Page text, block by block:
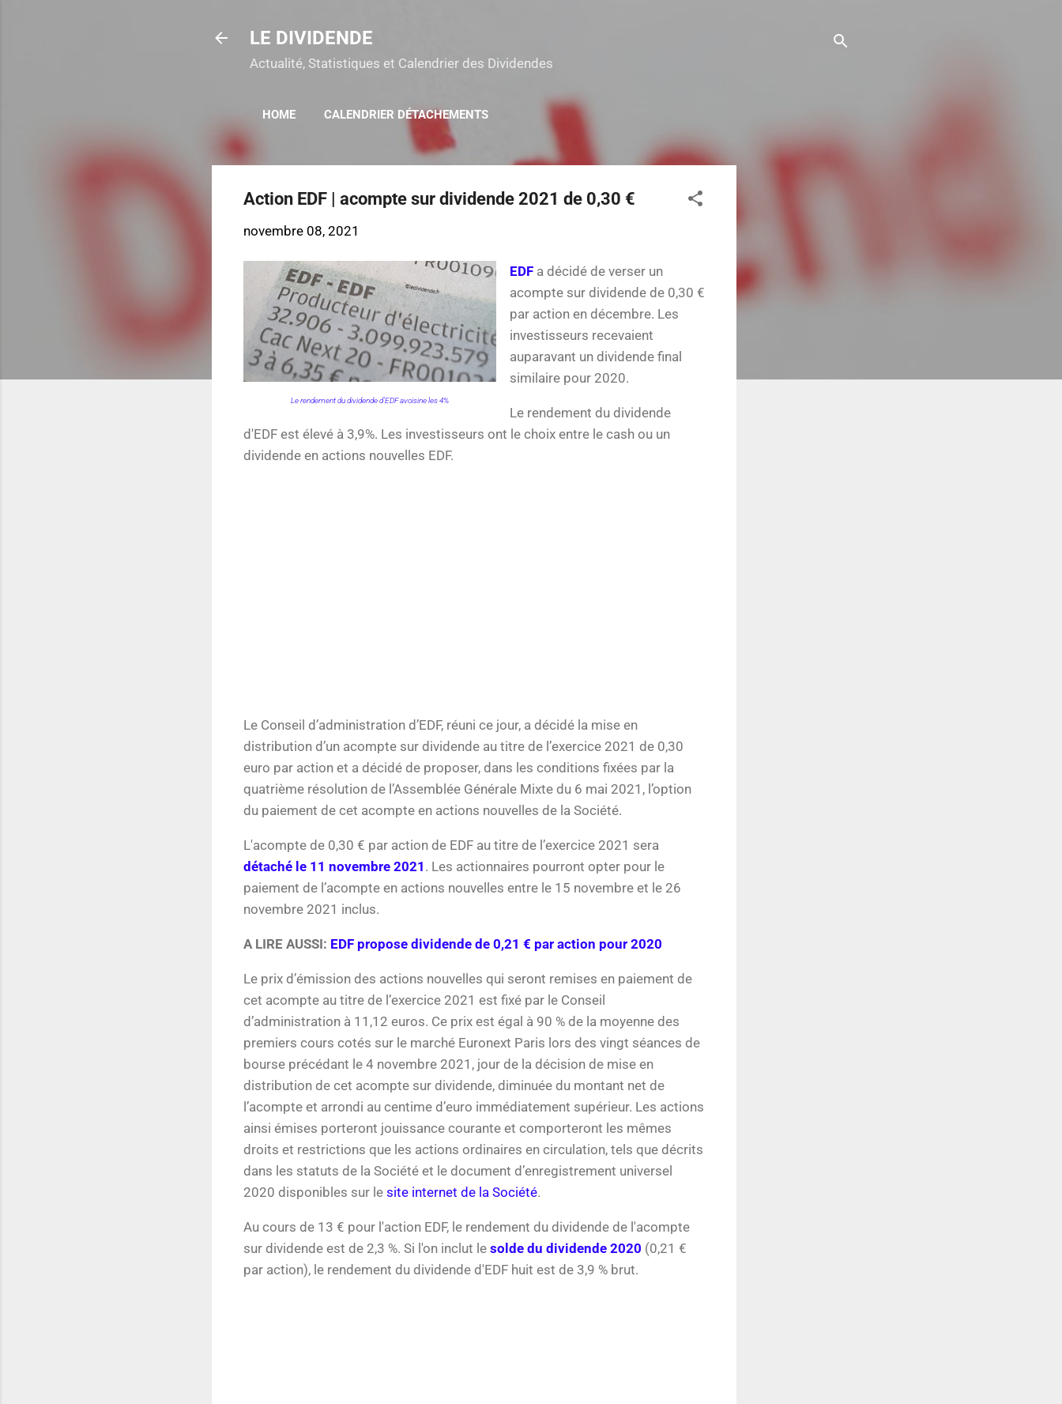
LE DIVIDENDE
Actualité, Statistiques et Calendrier des Dividendes
HOME CALENDRIER DÉTACHEMENTS
Action EDF | acompte sur dividende 2021 de 0,30 €
novembre 08, 2021
Le rendement du dividende d'EDF avoisine les 4%
EDF a décidé de verser un
acompte sur dividende de 0,30 €
par action en décembre. Les
investisseurs recevaient
auparavant un dividende final
similaire pour 2020.
Le rendement du dividende
d'EDF est élevé à 3,9%. Les investisseurs ont le choix entre le cash ou un
dividende en actions nouvelles EDF.
Le Conseil d’administration d’EDF, réuni ce jour, a décidé la mise en
distribution d’un acompte sur dividende au titre de l’exercice 2021 de 0,30
euro par action et a décidé de proposer, dans les conditions fixées par la
quatrième résolution de l’Assemblée Générale Mixte du 6 mai 2021, l’option
du paiement de cet acompte en actions nouvelles de la Société.
L'acompte de 0,30 € par action de EDF au titre de l’exercice 2021 sera
détaché le 11 novembre 2021 . Les actionnaires pourront opter pour le
paiement de l’acompte en actions nouvelles entre le 15 novembre et le 26
novembre 2021 inclus.
A LIRE AUSSI: EDF propose dividende de 0,21 € par action pour 2020
Le prix d’émission des actions nouvelles qui seront remises en paiement de
cet acompte au titre de l’exercice 2021 est fixé par le Conseil
d’administration à 11,12 euros. Ce prix est égal à 90 % de la moyenne des
premiers cours cotés sur le marché Euronext Paris lors des vingt séances de
bourse précédant le 4 novembre 2021, jour de la décision de mise en
distribution de cet acompte sur dividende, diminuée du montant net de
l’acompte et arrondi au centime d’euro immédiatement supérieur. Les actions
ainsi émises porteront jouissance courante et comporteront les mêmes
droits et restrictions que les actions ordinaires en circulation, tels que décrits
dans les statuts de la Société et le document d’enregistrement universel
2020 disponibles sur le site internet de la Société.
Au cours de 13 € pour l'action EDF, le rendement du dividende de l'acompte
sur dividende est de 2,3 %. Si l'on inclut le solde du dividende 2020 (0,21 €
par action), le rendement du dividende d'EDF huit est de 3,9 % brut.